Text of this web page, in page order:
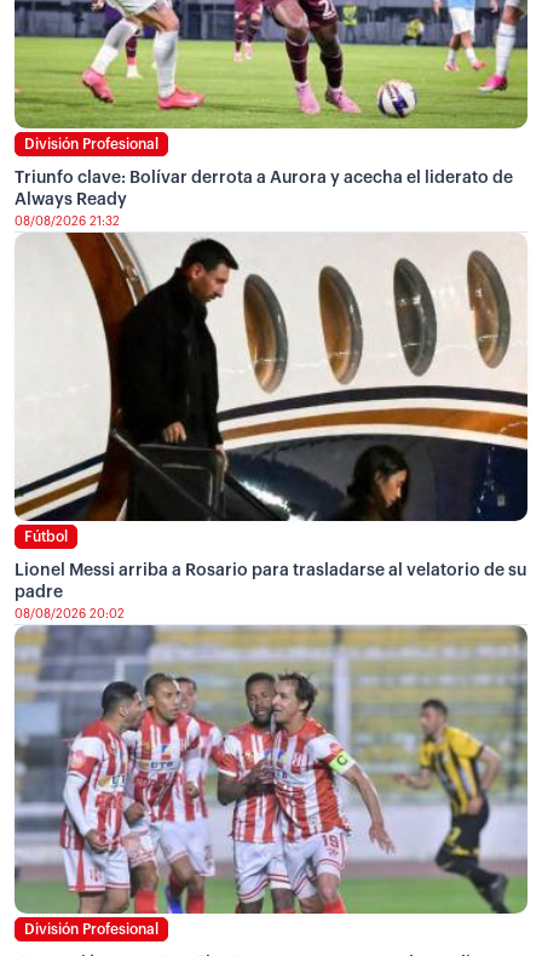
División Profesional
Triunfo clave: Bolívar derrota a Aurora y acecha el liderato de
Always Ready
08/08/2026 21:32
Fútbol
Lionel Messi arriba a Rosario para trasladarse al velatorio de su
padre
08/08/2026 20:02
División Profesional